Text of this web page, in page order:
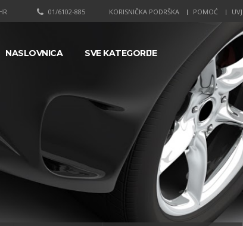
KORISNIČKA PODRŠKA POMOĆ
01/6102-885
NASLOVNICA SVE KATEGORIJE